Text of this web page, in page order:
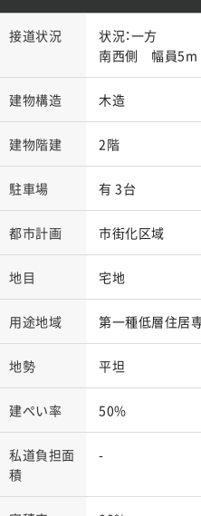
接道状況
状況：一方
南西側 幅員
建物構造 木造
建物階建 2階
駐車場 有 3台
都市計画 市街化区域
地目 宅地
用途地域 第一種低層住居
地勢 平坦
建ぺい率 50%
私道負担面
積
-